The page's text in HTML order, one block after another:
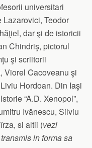
universitari
Teodor
dar şi de istoricii
Chindriş, pictorul
şi scriitorii
Viorel Cacoveanu şi
Hordoan. Din Iaşi
“A.D. Xenopol”,
Ivănescu, Silviu
si altii (vezi
in forma sa